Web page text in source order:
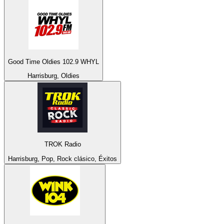
Good Time Oldies 102.9 WHYL
Harrisburg, Oldies
TROK Radio
Harrisburg, Pop, Rock clásico, Éxitos